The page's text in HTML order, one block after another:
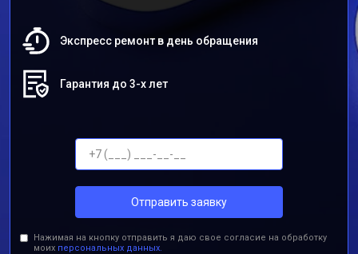
Экспресс ремонт в день обращения
Гарантия до 3-х лет
Отправить заявку
Нажимая на кнопку отправить я даю свое согласие на обработку
моих персональных данных.